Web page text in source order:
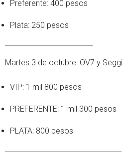
Preferente: 400 pesos
Plata: 250 pesos
Martes 3 de octubre: OV7 y Seggi
VIP: 1 mil 800 pesos
PREFERENTE: 1 mil 300 pesos
PLATA: 800 pesos